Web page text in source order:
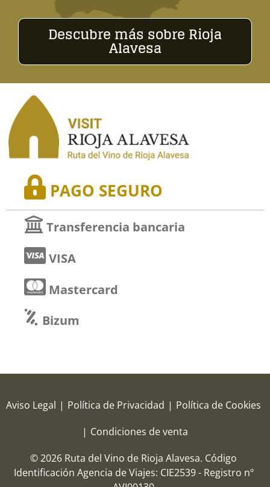
Descubre más sobre Rioja
Alavesa
PAGO SEGURO
Transferencia bancaria
VISA
Mastercard
Bizum
Aviso Legal | Política de Privacidad | Política de Cookies
| Condiciones de venta
© 2026 Ruta del Vino de Rioja Alavesa. Código
Identificación Agencia de Viajes: CIE2539 - Registro nº